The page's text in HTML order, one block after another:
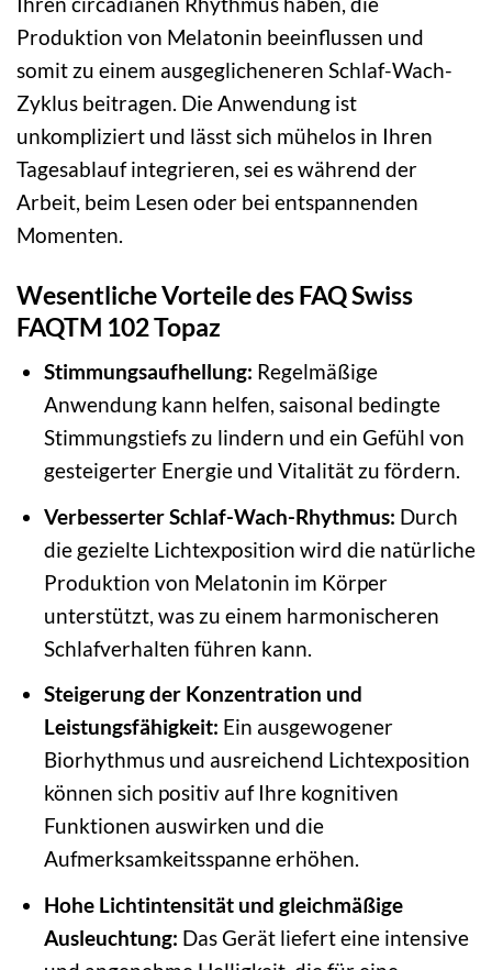
Produktion von Melatonin beeinflussen und
somit zu einem ausgeglicheneren Schlaf-Wach-
Zyklus beitragen. Die Anwendung ist
unkompliziert und lässt sich mühelos in Ihren
Tagesablauf integrieren, sei es während der
Arbeit, beim Lesen oder bei entspannenden
Momenten.
Wesentliche Vorteile des FAQ Swiss
FAQTM 102 Topaz
Stimmungsaufhellung: Regelmäßige
Anwendung kann helfen, saisonal bedingte
Stimmungstiefs zu lindern und ein Gefühl von
gesteigerter Energie und Vitalität zu fördern.
Verbesserter Schlaf-Wach-Rhythmus: Durch
die gezielte Lichtexposition wird die natürliche
Produktion von Melatonin im Körper
unterstützt, was zu einem harmonischeren
Schlafverhalten führen kann.
Steigerung der Konzentration und
Leistungsfähigkeit: Ein ausgewogener
Biorhythmus und ausreichend Lichtexposition
können sich positiv auf Ihre kognitiven
Funktionen auswirken und die
Aufmerksamkeitsspanne erhöhen.
Hohe Lichtintensität und gleichmäßige
Ausleuchtung: Das Gerät liefert eine intensive